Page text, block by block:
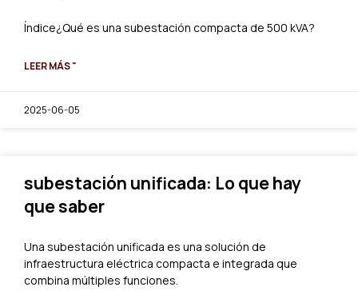
Índice¿Qué es una subestación compacta de 500 kVA?
LEER MÁS "
2025-06-05
subestación unificada: Lo que hay
que saber
Una subestación unificada es una solución de
infraestructura eléctrica compacta e integrada que
combina múltiples funciones.